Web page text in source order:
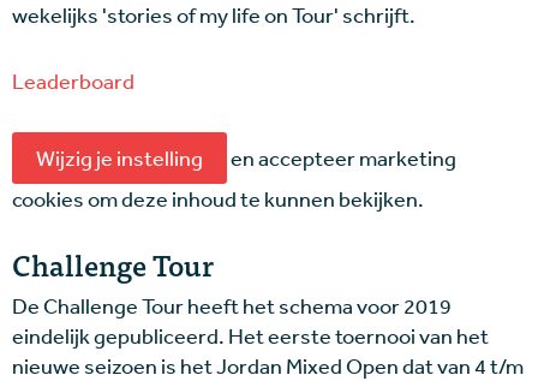
wekelijks 'stories of my life on Tour' schrijft.
Leaderboard
Wijzig je instelling
en accepteer marketing
cookies om deze inhoud te kunnen bekijken.
Challenge Tour
De Challenge Tour heeft het schema voor 2019
eindelijk gepubliceerd. Het eerste toernooi van het
nieuwe seizoen is het Jordan Mixed Open dat van 4 t/m